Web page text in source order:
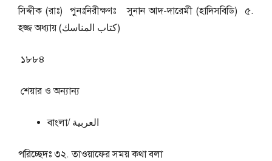
সিদ্দীক (রাঃ) পুনঃনিরীক্ষণঃ সুনান আদ-দারেমী (হাদিসবিডি) ৫.
হজ্জ অধ্যায় (كتاب المناسك)
১৮৮৪
শেয়ার ও অন্যান্য
বাংলা/ العربية
পরিচ্ছেদঃ ৩২. তাওয়াফের সময় কথা বলা